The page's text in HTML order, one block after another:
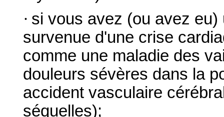
· si vous avez (ou avez
survenue d'une crise
comme une maladie des
douleurs sévères dans la
accident vasculaire
séquelles);